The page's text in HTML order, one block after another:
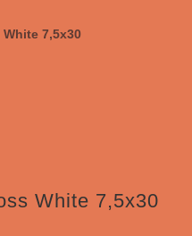
7,5х30
White 7,5х30